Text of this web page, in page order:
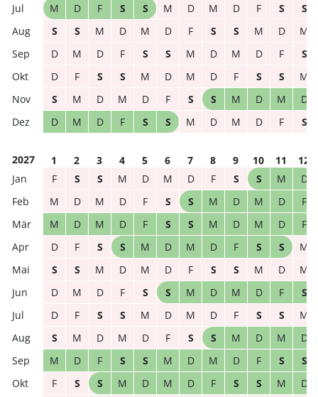
M
D F S S M D M D F S
S
S
S M D M D F S S M D
M
D
M D F S S M D M D F
S
D
F S S M D M D F S S
M
S
M D M D F S S M D M
D
D
M D F S S M D M D F S
2027 1 2 3 4 5 6 7 8 9 10 11
12
F
S S M D M D F S S M
D
M
D M D F S S M D M D
F
M
D M D F S S M D M D
F
D
F S S M D M D F S S
M
S
S M D M D F S S M D
M
D
M D F S S M D M D F
S
D
F S S M D M D F S S
M
S
M D M D F S S M D M
D
M
D F S S M D M D F S
S
F
S S M D M D F S S M
D